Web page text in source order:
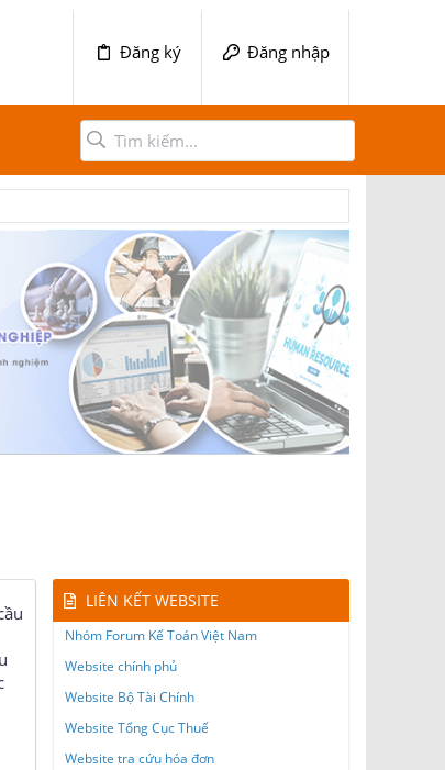
Đăng ký Đăng nhập
LIÊN KẾT WEBSITE
Nhóm Forum Kế Toán Việt Nam
Website chính phủ
Website Bộ Tài Chính
Website Tổng Cục Thuế
Website tra cứu hóa đơn